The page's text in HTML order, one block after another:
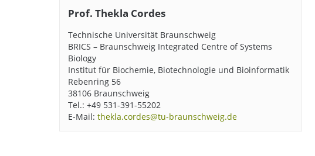
Prof. Thekla Cordes
Technische Universität Braunschweig
BRICS – Braunschweig Integrated Centre of Systems
Biology
Institut für Biochemie, Biotechnologie und Bioinformatik
Rebenring 56
38106 Braunschweig
Tel.: +49 531-391-55202
E-Mail:thekla.cordes@tu-braunschweig.de